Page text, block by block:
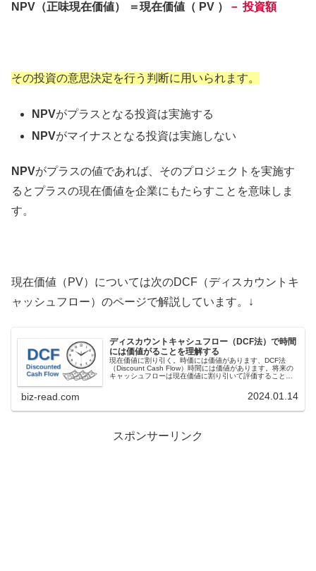
NPV（正味現在価値） ＝現在価値（ PV ） － 投資額
その投資の意思決定を行う判断に用いられます。
NPVがプラスとなる投資は実施する
NPVがマイナスとなる投資は実施しない
NPVがプラスの値であれば、そのプロジェクトを実施す
るとプラスの現在価値を企業にもたらすことを意味しま
す。
現在価値（PV）については次のDCF（ディスカウントキ
ャッシュフロー）のページで解説しています。↓
ディスカウントキャシュフロー（DCF法）で時間
には価値がることを理解する
現在価値に割り引く。時価には価値があります、DCF法
（Discount Cash Flow）時間には価値があります。将来の
キャッシュフローは現在価値に割り引いて評価することが
biz-read.com 2024.01.14
スポンサーリンク